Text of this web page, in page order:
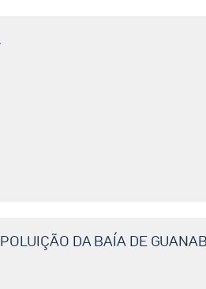
DA BAÍA DE